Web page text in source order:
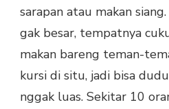
sarapan atau makan
gak besar, tempatnya
makan bareng teman-
kursi di situ, jadi bisa
nggak luas. Sekitar 10